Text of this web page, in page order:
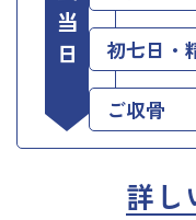
初七日・
ご収骨
詳し